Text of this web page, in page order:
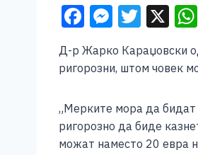
F
a
c
e
b
o
M
e
ss
e
n
g
T
tt
X
Д-р Жарко Караџовски
ригорозни, штом човек
„Мерките мора да бидат
ригорозно да биде
можат наместо 20 евра